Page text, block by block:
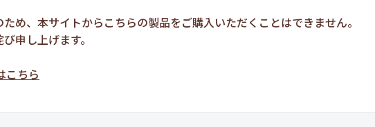
め、本サイトからこちらの製品をご購入いただくことはできません。
申し上げます。
こちら